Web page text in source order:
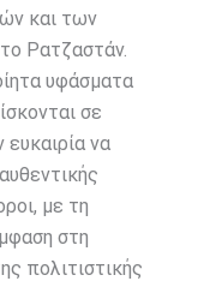
και των
Ρατζαστάν.
υφάσματα
σε
να
με τη
στη
πολιτιστικής